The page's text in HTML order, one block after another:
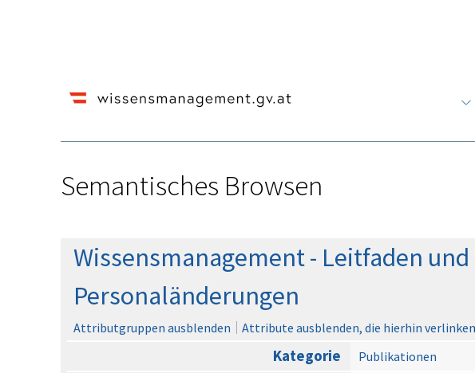
Semantisches Browsen
Wechseln zu:
Wissensmanagement - Leitfaden
Personaländerungen
Attributgruppen ausblenden Attribute ausblenden, die hierhin verlinken
Kategorie Publikationen